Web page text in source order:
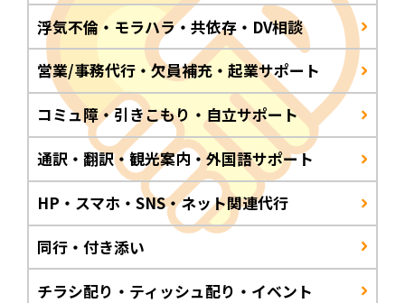
浮気不倫・モラハラ・共依存・DV相談
営業/事務代行・欠員補充・起業サポート
コミュ障・引きこもり・自立サポート
通訳・翻訳・観光案内・外国語サポート
HP・スマホ・SNS・ネット関連代行
同行・付き添い
チラシ配り・ティッシュ配り・イベント